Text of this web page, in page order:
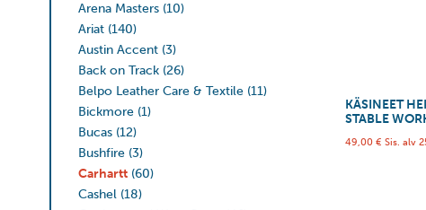
Arena Masters (10)
Ariat (140)
Austin Accent (3)
Back on Track (26)
Belpo Leather Care & Textile (11)
Bickmore (1)
Bucas (12)
Bushfire (3)
Carhartt (60)
Cashel (18)
KÄSINEET
STABLE
49,00€ Sis. alv